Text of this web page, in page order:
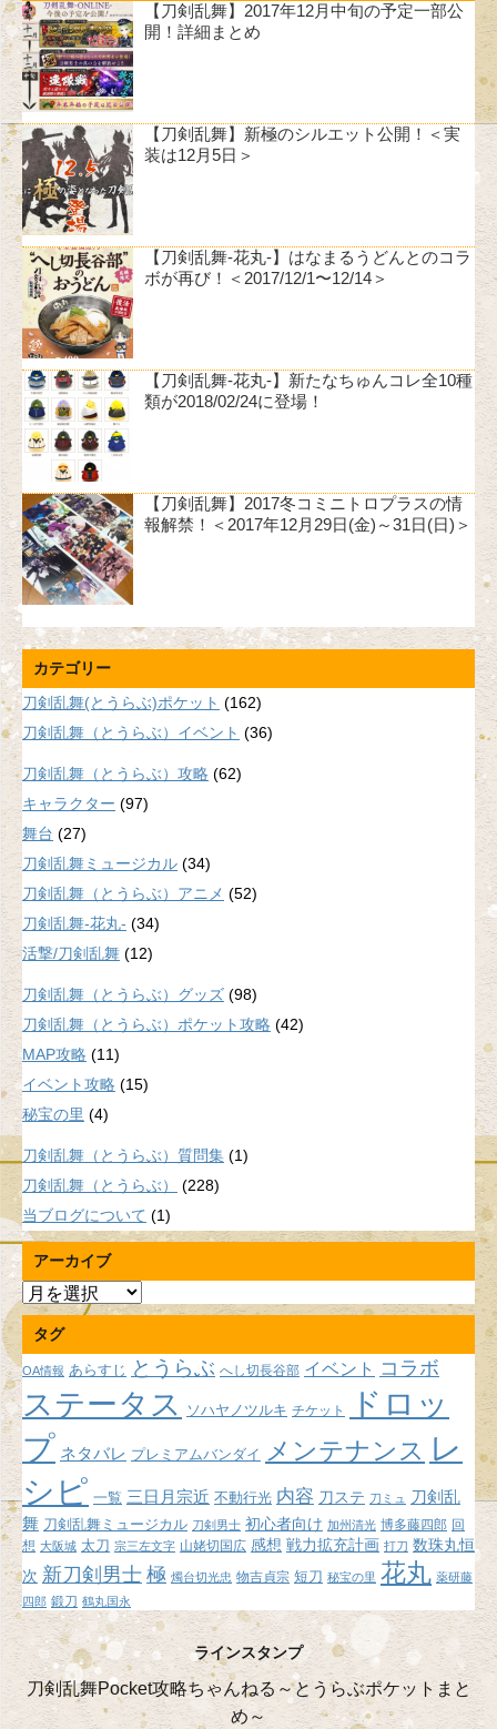
【刀剣乱舞】2017年12月中旬の予定一部公
開！詳細まとめ
【刀剣乱舞】新極のシルエット公開！＜実
装は12月5日＞
【刀剣乱舞-花丸-】はなまるうどんとのコラ
ボが再び！＜2017/12/1〜12/14＞
【刀剣乱舞-花丸-】新たなちゅんコレ全10種
類が2018/02/24に登場！
【刀剣乱舞】2017冬コミニトロプラスの情
報解禁！＜2017年12月29日(金)～31日(日)＞
カテゴリー
刀剣乱舞(とうらぶ)ポケット (162)
刀剣乱舞（とうらぶ）イベント (36)
刀剣乱舞（とうらぶ）攻略 (62)
キャラクター (97)
舞台 (27)
刀剣乱舞ミュージカル (34)
刀剣乱舞（とうらぶ）アニメ (52)
刀剣乱舞-花丸- (34)
活撃/刀剣乱舞 (12)
刀剣乱舞（とうらぶ）グッズ (98)
刀剣乱舞（とうらぶ）ポケット攻略 (42)
MAP攻略 (11)
イベント攻略 (15)
秘宝の里 (4)
刀剣乱舞（とうらぶ）質問集 (1)
刀剣乱舞（とうらぶ）
(228)
当ブログについて (1)
アーカイブ
ア
ー
カ
イ
ブ
タグ
OA情報 あらすじ とうらぶ へし切長谷部 イベント コラボ
ステータス ソハヤノツルキ チケット
ドロッ
プ ネタバレ プレミアムバンダイ メンテナンス レ
シピ 一覧 三日月宗近 不動行光 内容 刀ステ 刀ミュ
刀剣乱
舞 刀剣乱舞ミュージカル 刀剣男士 初心者向け 加州清光 博多藤四郎 回
想 大阪城 太刀 宗三左文字 山姥切国広 感想 戦力拡充計画 打刀 数珠丸恒
次 新刀剣男士 極 燭台切光忠 物吉貞宗 短刀 秘宝の里 花丸 薬研藤
四郎 鍛刀 鶴丸国永
ラインスタンプ
刀剣乱舞Pocket攻略ちゃんねる～とうらぶポケットまと
め～